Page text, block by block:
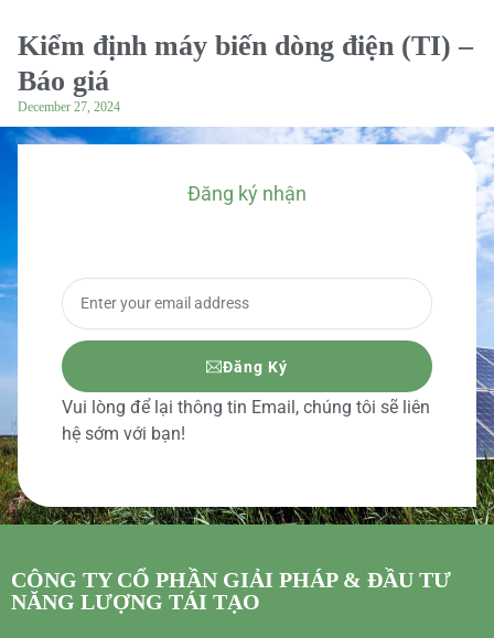
Kiểm định máy biến dòng điện (TI) –
Báo giá
December 27, 2024
Đăng ký nhận
Đăng Ký
Vui lòng để lại thông tin Email, chúng tôi sẽ liên
hệ sớm với bạn!
CÔNG TY CỔ PHẦN GIẢI PHÁP & ĐẦU TƯ
NĂNG LƯỢNG TÁI TẠO